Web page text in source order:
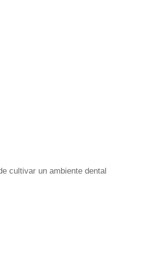
cultivar un ambiente dental